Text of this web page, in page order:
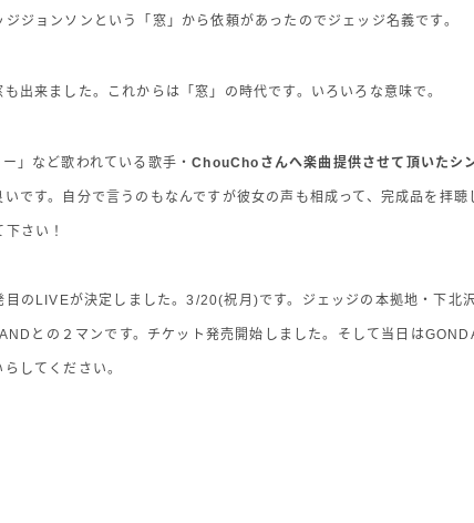
ジョンソンという「窓」から依頼があったのでジェッジ名義です。
出来ました。これからは「窓」の時代です。いろいろな意味で。
」など歌われている歌手・ChouChoさんへ楽曲提供させて頂いたシ
です。自分で言うのもなんですが彼女の声も相成って、完成品を拝
さい！
目のLIVEが決定しました。3/20(祝月)です。ジェッジの本拠地・下北
との２マンです。チケット発売開始しました。そして当日は
してください。